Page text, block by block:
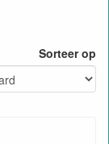
Sorteer op